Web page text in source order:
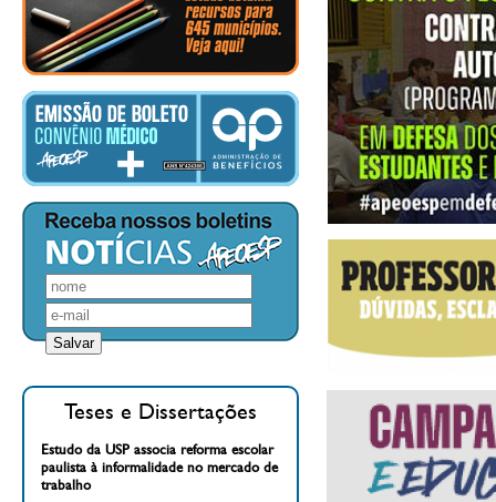
Teses e Dissertações
Estudo da USP associa reforma escolar
paulista à informalidade no mercado de
trabalho